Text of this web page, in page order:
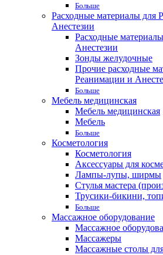
Больше
Расходные материалы для
Анестезии
Расходные
Анестезии
Зонды желудочные
Прочие расходные
Реанимации и
Больше
Мебель медицинская
Мебель медицинская
Мебель
Больше
Косметология
Косметология
Аксессуары для
Лампы-лупы, ширмы
Стулья мастера
Трусики-бикини,
Больше
Массажное оборудование
Массажное
Массажеры
Массажные столы